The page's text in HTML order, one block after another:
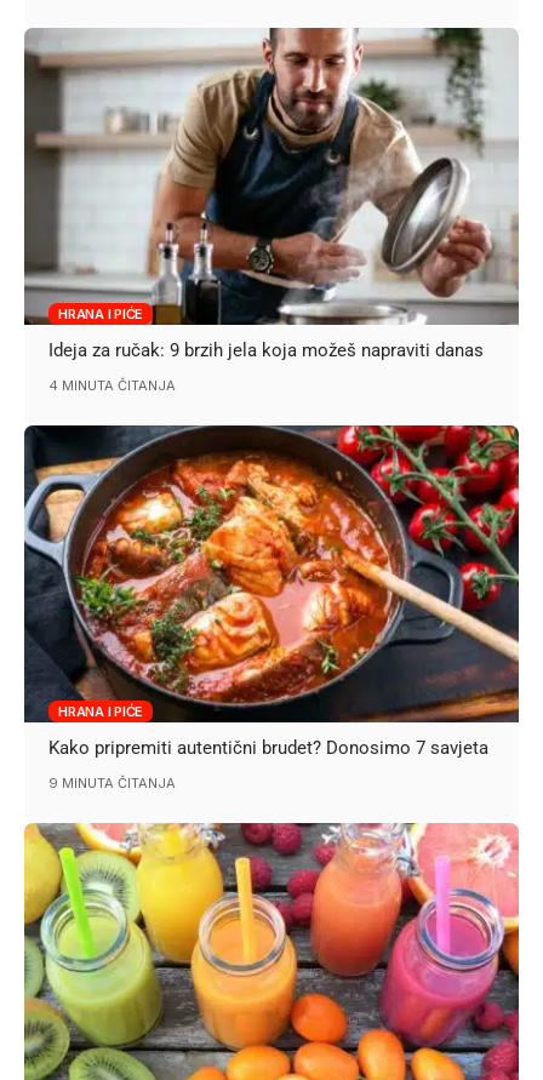
HRANA I PIĆE
Ideja za ručak: 9 brzih jela koja možeš napraviti danas
4 MINUTA ČITANJA
HRANA I PIĆE
Kako pripremiti autentični brudet? Donosimo 7 savjeta
9 MINUTA ČITANJA